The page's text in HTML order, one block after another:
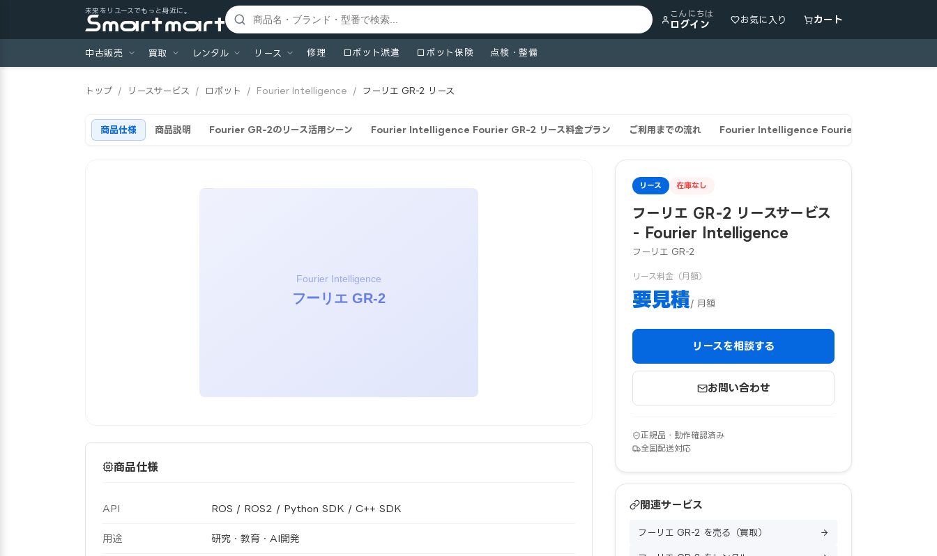
未来をリユースでもっと身近に。 こんにちは
ログイン お気に入り カート
中古販売 買取 レンタル リース 修理 ロボット派遣 ロボット保険 点検・整備
トップ / リースサービス / ロボット / Fourier Intelligence / フーリエ GR-2 リース
商品仕様 商品説明 Fourier GR-2のリース活用シーン Fourier Intelligence Fourier GR-2 リース料金プラン ご利用までの流れ Fourier Intelligence Fourier GR-2のリース契約
商品仕様
API ROS / ROS2 / Python SDK / C++ SDK
用途 研究・教育・AI開発
リース 在庫なし
フーリエ GR-2 リースサービス
- Fourier Intelligence
フーリエ GR-2
リース料金（月額）
要見積/ 月額
リースを相談する
お問い合わせ
正規品・動作確認済み
全国配送対応
関連サービス
フーリエ GR-2 を売る（買取）